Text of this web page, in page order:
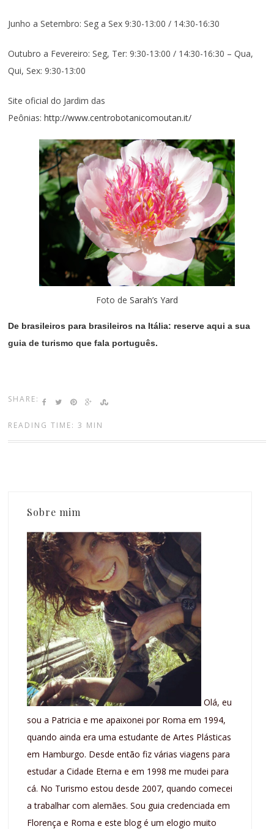
Junho a Setembro: Seg a Sex 9:30-13:00 / 14:30-16:30
Outubro a Fevereiro: Seg, Ter: 9:30-13:00 / 14:30-16:30 – Qua,
Qui, Sex: 9:30-13:00
Site oficial do Jardim das
Peônias:http://www.centrobotanicomoutan.it/
Foto de Sarah’s Yard
De brasileiros para brasileiros na Itália: reserve aqui a sua
guia de turismo que fala português.
SHARE:
READING TIME: 3 MIN
Sobre mim
Olá, eu
sou a Patricia e me apaixonei por Roma em 1994,
quando ainda era uma estudante de Artes Plásticas
em Hamburgo. Desde então fiz várias viagens para
estudar a Cidade Eterna e em 1998 me mudei para
cá. No Turismo estou desde 2007, quando comecei
a trabalhar com alemães. Sou guia credenciada em
Florença e Roma e este blog é um elogio muito